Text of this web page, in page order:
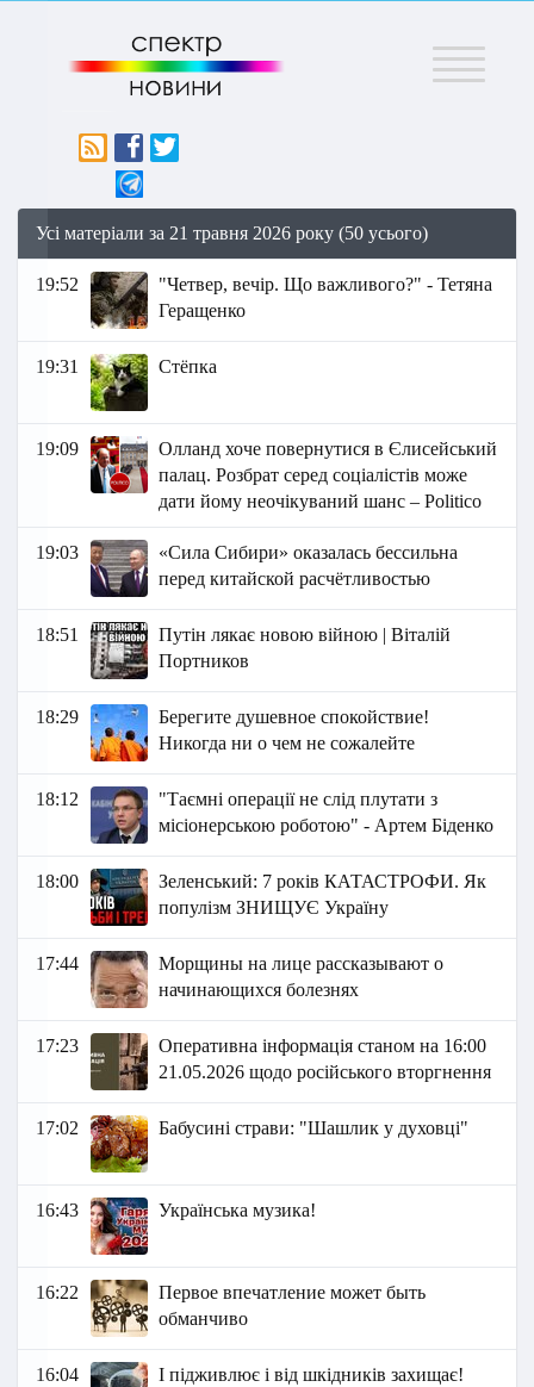
Меню
Усі матеріали за 21 травня 2026 року (50 усього)
19:52
"Четвер, вечір. Що важливого?" - Тетяна
Геращенко
19:31 Стёпка
19:09
Олланд хоче повернутися в Єлисейський
палац. Розбрат серед соціалістів може
дати йому неочікуваний шанс – Politico
19:03
«Сила Сибири» оказалась бессильна
перед китайской расчётливостью
18:51
Путін лякає новою війною | Віталій
Портников
18:29
Берегите душевное спокойствие!
Никогда ни о чем не сожалейте
18:12
"Таємні операції не слід плутати з
місіонерською роботою" - Артем Біденко
18:00
Зеленський: 7 років КАТАСТРОФИ. Як
популізм ЗНИЩУЄ Україну
17:44
Морщины на лице рассказывают о
начинающихся болезнях
17:23
Оперативна інформація станом на 16:00
21.05.2026 щодо російського вторгнення
17:02 Бабусині страви: "Шашлик у духовці"
16:43 Українська музика!
16:22
Первое впечатление может быть
обманчиво
16:04
І підживлює і від шкідників захищає!